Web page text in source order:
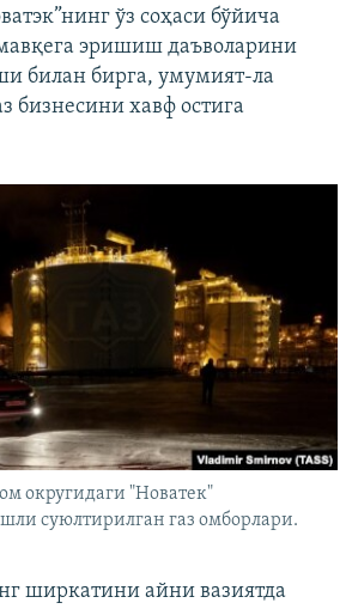
ўз соҳаси бўйича
эришиш даъволарини
билан бирга, умумият-ла
бизнесини хавф остига
округидаги "Новатек"
суюлтирилган газ омборлари.
ширкатини айни вазиятда